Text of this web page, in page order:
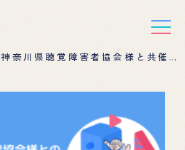
神奈川県聴覚障害者協会様と共催イ